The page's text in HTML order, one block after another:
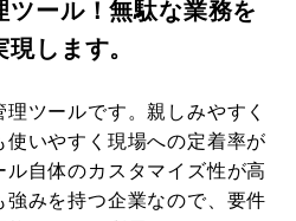
ール！無駄な業務を
します。
ツールです。親しみやすく
いやすく現場への定着率が
自体のカスタマイズ性が高
みを持つ企業なので、要件